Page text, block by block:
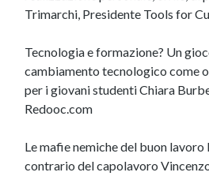
Trimarchi, Presidente Tools for
Tecnologia e formazione? Un
cambiamento tecnologico come
per i giovani studenti Chiara
Redooc.com
Le mafie nemiche del buon
contrario del capolavoro